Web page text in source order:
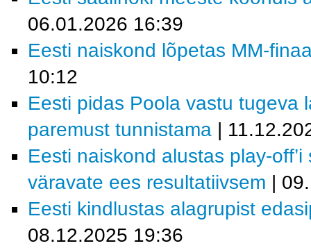
06.01.2026 16:39
Eesti naiskond lõpetas MM-
10:12
Eesti pidas Poola vastu tugeva
paremust tunnistama |
Eesti naiskond alustas play-
väravate ees resultatiivsem |
Eesti kindlustas alagrupist
08.12.2025 19:36